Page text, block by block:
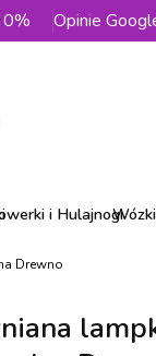
0% Opinie
i Hulajnogi
Drewno